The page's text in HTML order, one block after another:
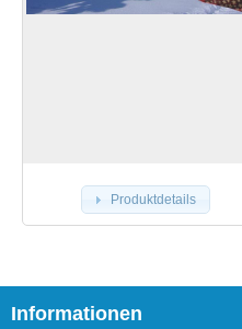
Produktdetails
Informationen